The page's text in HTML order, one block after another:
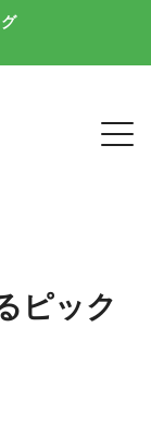
ピック